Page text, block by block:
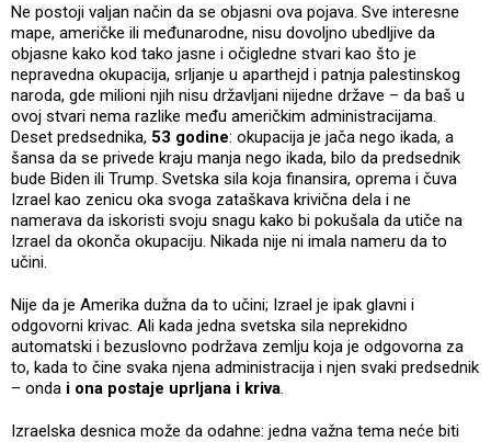
Ne postoji valjan način da se objasni ova pojava. Sve interesne
mape, američke ili međunarodne, nisu dovoljno ubedljive da
objasne kako kod tako jasne i očigledne stvari kao što je
nepravedna okupacija, srljanje u aparthejd i patnja palestinskog
naroda, gde milioni njih nisu državljani nijedne države – da baš u
ovoj stvari nema razlike među američkim administracijama.
Deset predsednika, 53 godine: okupacija je jača nego ikada, a
šansa da se privede kraju manja nego ikada, bilo da predsednik
bude Biden ili Trump. Svetska sila koja finansira, oprema i čuva
Izrael kao zenicu oka svoga zataškava krivična dela i ne
namerava da iskoristi svoju snagu kako bi pokušala da utiče na
Izrael da okonča okupaciju. Nikada nije ni imala nameru da to
učini.
Nije da je Amerika dužna da to učini; Izrael je ipak glavni i
odgovorni krivac. Ali kada jedna svetska sila neprekidno
automatski i bezuslovno podržava zemlju koja je odgovorna za
to, kada to čine svaka njena administracija i njen svaki predsednik
– onda i ona postaje uprljana i kriva.
Izraelska desnica može da odahne: jedna važna tema neće biti